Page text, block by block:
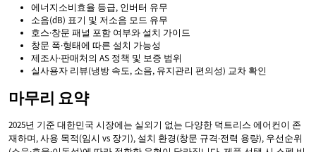
에너지소비효율 등급, 인버터 유무
소음(dB) 표기 및 저소음 모드 유무
호스·창문 패널 포함 여부와 설치 가이드
창문 폭·형태에 따른 설치 가능성
제조사·판매처의 AS 정책 및 보증 범위
실사용자 리뷰(냉방 속도, 소음, 유지관리 편의성) 교차 확인
마무리 요약
2025년 기준 대한민국 시장에는 실외기 없는 다양한 덕트리스 에어컨이 존
재하며, 사용 목적(임시 vs 장기), 설치 환경(창문 규격·전력 용량), 우선순위